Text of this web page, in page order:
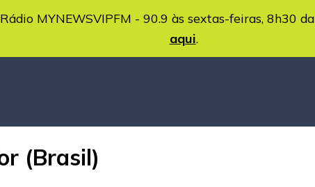
MYNEWSVIPFM - 90.9 às sextas-feiras, 8h30
aqui.
(Brasil)